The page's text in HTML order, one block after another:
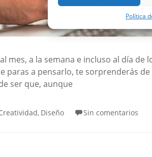
Política
mes, a la semana e incluso al día de
paras a pensarlo, te sorprenderás
ser que, aunque
, Diseño Sin comentarios